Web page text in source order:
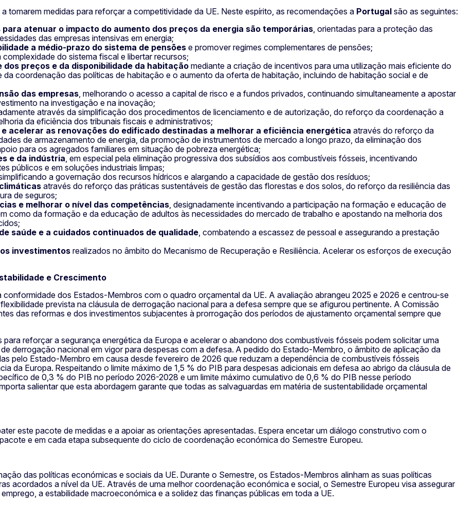
tomarem medidas para reforçar a competitividade da UE. Neste espírito, as recomendações a Portugal são as seguintes:
atenuar o impacto do aumento dos preços da energia são temporárias, orientadas para a proteção das
das empresas intensivas em energia;
a médio-prazo do sistema de pensões e promover regimes complementares de pensões;
complexidade do sistema fiscal e libertar recursos;
preços e da disponibilidade da habitação mediante a criação de incentivos para uma utilização mais eficiente do
coordenação das políticas de habitação e o aumento da oferta de habitação, incluindo de habitação social e de
das empresas, melhorando o acesso a capital de risco e a fundos privados, continuando simultaneamente a apostar
na investigação e na inovação;
através da simplificação dos procedimentos de licenciamento e de autorização, do reforço da coordenação a
da eficiência dos tribunais fiscais e administrativos;
acelerar as renovações do edificado destinadas a melhorar a eficiência energética através do reforço da
de armazenamento de energia, da promoção de instrumentos de mercado a longo prazo, da eliminação dos
para os agregados familiares em situação de pobreza energética;
e da indústria, em especial pela eliminação progressiva dos subsídios aos combustíveis fósseis, incentivando
públicos e em soluções industriais limpas;
a governação dos recursos hídricos e alargando a capacidade de gestão dos resíduos;
através do reforço das práticas sustentáveis de gestão das florestas e dos solos, do reforço da resiliência das
de seguros;
e melhorar o nível das competências, designadamente incentivando a participação na formação e educação de
como da formação e da educação de adultos às necessidades do mercado de trabalho e apostando na melhoria dos
saúde e a cuidados continuados de qualidade, combatendo a escassez de pessoal e assegurando a prestação
investimentos realizados no âmbito do Mecanismo de Recuperação e Resiliência. Acelerar os esforços de execução
e Crescimento
conformidade dos Estados-Membros com o quadro orçamental da UE. A avaliação abrangeu 2025 e 2026 e centrou-se
prevista na cláusula de derrogação nacional para a defesa sempre que se afigurou pertinente. A Comissão
das reformas e dos investimentos subjacentes à prorrogação dos períodos de ajustamento orçamental sempre que
reforçar a segurança energética da Europa e acelerar o abandono dos combustíveis fósseis podem solicitar uma
derrogação nacional em vigor para despesas com a defesa. A pedido do Estado-Membro, o âmbito de aplicação da
pelo Estado-Membro em causa desde fevereiro de 2026 que reduzam a dependência de combustíveis fósseis
da Europa. Respeitando o limite máximo de 1,5 % do PIB para despesas adicionais em defesa ao abrigo da cláusula de
de 0,3 % do PIB no período 2026-2028 e um limite máximo cumulativo de 0,6 % do PIB nesse período
salientar que esta abordagem garante que todas as salvaguardas em matéria de sustentabilidade orçamental
este pacote de medidas e a apoiar as orientações apresentadas. Espera encetar um diálogo construtivo com o
e em cada etapa subsequente do ciclo de coordenação económica do Semestre Europeu.
das políticas económicas e sociais da UE. Durante o Semestre, os Estados-Membros alinham as suas políticas
acordados a nível da UE. Através de uma melhor coordenação económica e social, o Semestre Europeu visa assegurar
a estabilidade macroeconómica e a solidez das finanças públicas em toda a UE.